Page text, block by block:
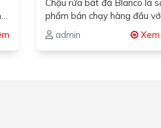
Chậu rửa bát đá Blanco là
phẩm bán chạy hàng đầu
dạng mẫu mã tại Việt Nam.…
admin